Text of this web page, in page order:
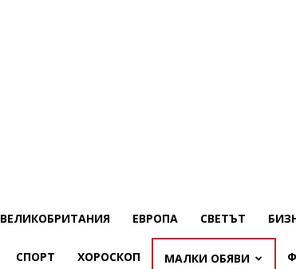
ВЕЛИКОБРИТАНИЯ ЕВРОПА СВЕТЪТ
СПОРТ ХОРОСКОП МАЛКИ ОБЯВИ